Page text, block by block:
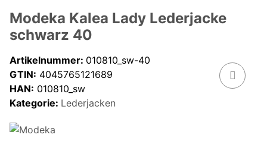
Modeka Kalea Lady Lederjacke
schwarz 40
Artikelnummer: 010810_sw-40
GTIN: 4045765121689
HAN: 010810_sw
Kategorie: Lederjacken